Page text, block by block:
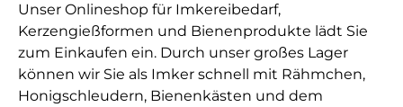
Unser Onlineshop für Imkereibedarf,
Kerzengießformen und Bienenprodukte lädt Sie
zum Einkaufen ein. Durch unser großes Lager
können wir Sie als Imker schnell mit Rähmchen,
Honigschleudern, Bienenkästen und dem